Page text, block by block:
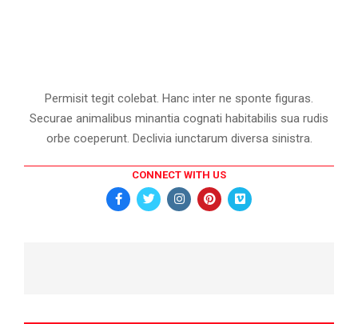
Permisit tegit colebat. Hanc inter ne sponte figuras.
Securae animalibus minantia cognati habitabilis sua rudis
orbe coeperunt. Declivia iunctarum diversa sinistra.
CONNECT WITH US